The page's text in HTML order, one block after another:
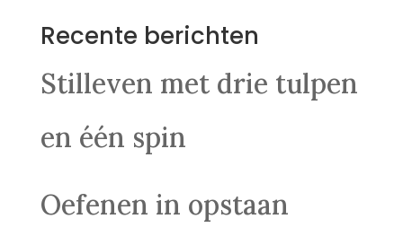
Recente berichten
Stilleven met drie tulpen
en één spin
Oefenen in opstaan